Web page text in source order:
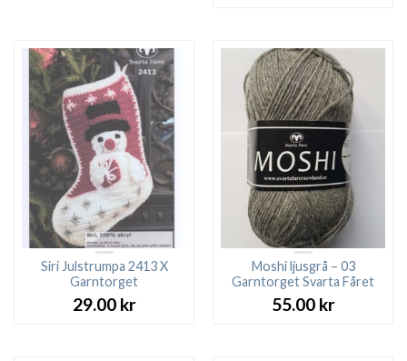
Siri Julstrumpa 2413 X
Garntorget
29.00 kr
Moshi ljusgrå – 03
Garntorget Svarta Fåret
55.00 kr